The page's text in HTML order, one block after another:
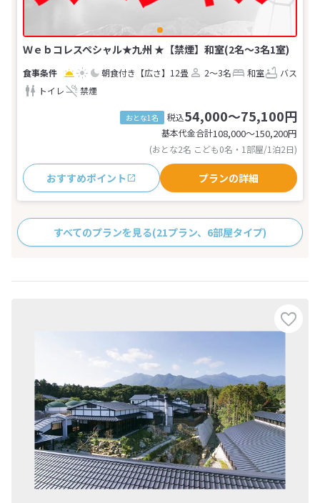
Ｗｅｂコレスペシャル★九州 ★【禁煙】和室(2名～3名1室)
朝食付き 【広さ】12畳 2～3名 和室
バス
トイレ
禁煙
おとな1名 税込54,000～75,100円
基本代金合計108,000〜150,200円
(おとな2名 こども0名・1部屋/1泊2日)
おすすめポイント プランの詳細
すべてのプランを見る(21プラン、6部屋タイプ)